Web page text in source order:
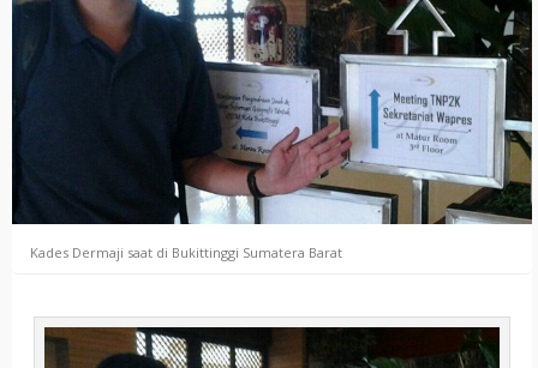
Kades Dermaji saat di Bukittinggi Sumatera Barat